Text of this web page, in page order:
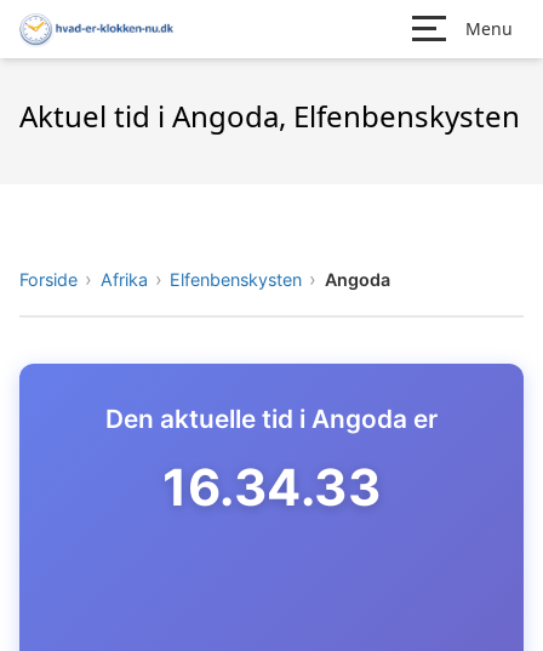
Menu
Aktuel tid i Angoda, Elfenbenskysten
Forside Afrika Elfenbenskysten Angoda
Den aktuelle tid i Angoda er
16.34.34